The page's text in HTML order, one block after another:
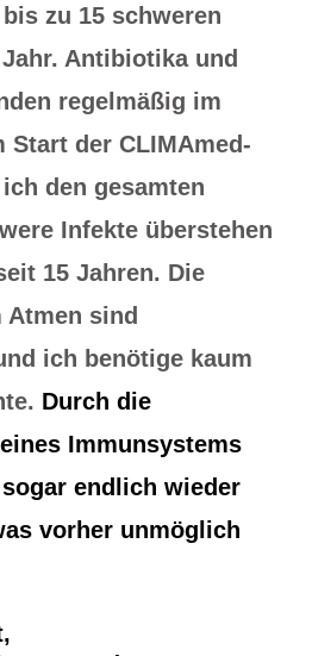
zu 15 schweren
Antibiotika und
regelmäßig im
Start der CLIMAmed-
den gesamten
Infekte überstehen
15 Jahren. Die
Atmen sind
ich benötige kaum
Durch die
Immunsystems
endlich wieder
vorher unmöglich